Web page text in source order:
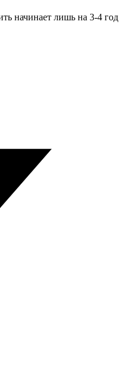
начинает лишь на 3-4 год